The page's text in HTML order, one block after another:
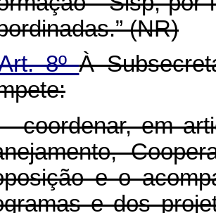
(NR)
8ºÀ
coordenar, em
e o
e dos